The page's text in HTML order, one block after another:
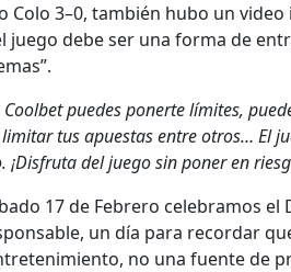
Colo 3–0, tam­bién hubo un
juego debe ser una for­ma de
Cool­bet puedes pon­erte límites,
tus apues­tas entre otros… El
¡Dis­fru­ta del juego sin pon­er en
17 de Febrero cel­e­bramos el
un día para recor­dar
no una fuente de